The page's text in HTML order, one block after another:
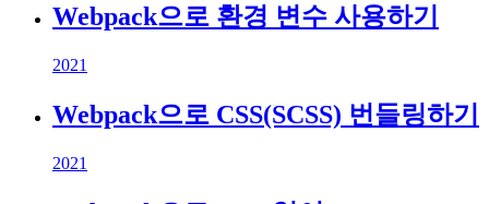
Webpack으로 환경 변수 사용하기
2021
Webpack으로 CSS(SCSS) 번들링하기
2021